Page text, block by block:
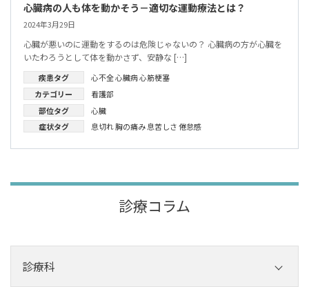
心臓病の人も体を動かそう－適切な運動療法とは？
2024年3月29日
心臓が悪いのに運動をするのは危険じゃないの？ 心臓病の方が心臓を
いたわろうとして体を動かさず、安静な […]
疾患タグ 心不全心臓病心筋梗塞
カテゴリー
看護部
部位タグ
心臓
症状タグ
息切れ胸の痛み 息苦しさ倦怠感
診療コラム
診療科